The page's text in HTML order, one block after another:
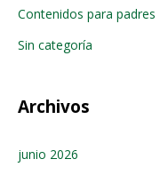
Contenidos para padres
Sin categoría
Archivos
junio 2026